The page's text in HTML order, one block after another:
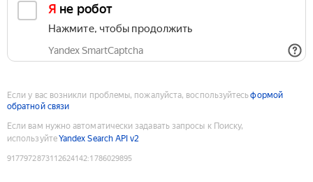
Я не робот
Нажмите, чтобы продолжить
Yandex SmartCaptcha
Если у вас возникли проблемы, пожалуйста, воспользуйтесьформой
обратной связи
Если вам нужно автоматически задавать запросы к Поиску,
используйтеYandex Search API v2
9177972873112624142:1786029895